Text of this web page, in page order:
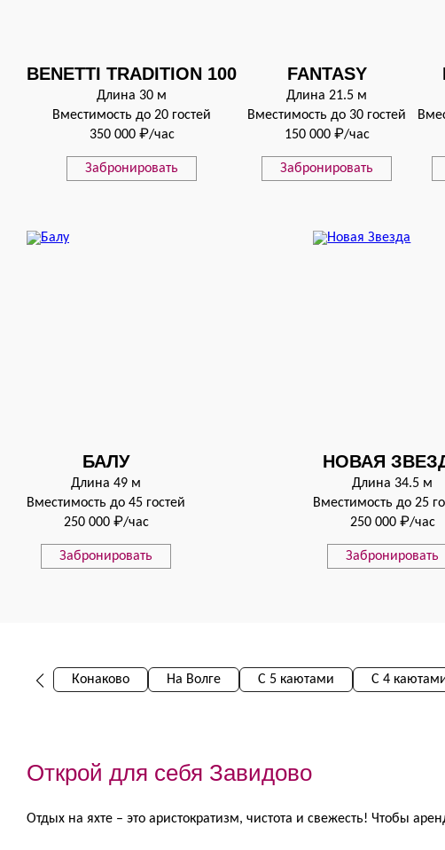
BENETTI TRADITION 100
Длина 30 м
Вместимость до 20 гостей
350 000 ₽/час
Забронировать
FANTASY
Длина 21.5 м
Вместимость до 30 гостей
150 000 ₽/час
Забронировать
БАЛУ
Длина 49 м
Вместимость до 45 гостей
250 000 ₽/час
Забронировать
НОВАЯ
Длина 34.5 м
Вместимость до 25
250 000 ₽/час
Забронировать
Конаково На Волге С 5 каютами С 4
Открой для себя Завидово
Отдых на яхте – это аристократизм, чистота и свежесть! Чтобы